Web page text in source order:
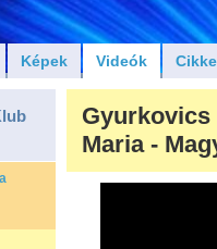
Képek Videók
Gyurkovics
Maria -